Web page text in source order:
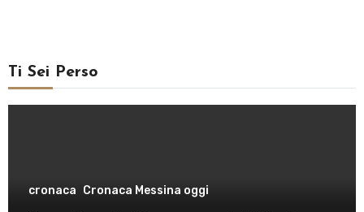
Ti Sei Perso
cronaca Cronaca Messina oggi